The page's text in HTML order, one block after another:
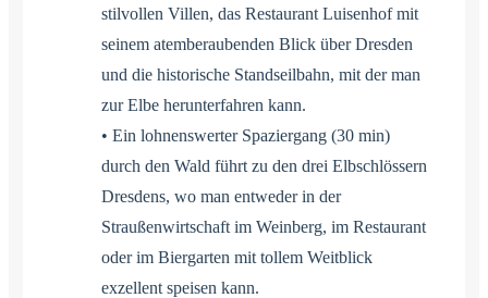
stilvollen Villen, das Restaurant Luisenhof mit
seinem atemberaubenden Blick über Dresden
und die historische Standseilbahn, mit der man
zur Elbe herunterfahren kann.
• Ein lohnenswerter Spaziergang (30 min)
durch den Wald führt zu den drei Elbschlössern
Dresdens, wo man entweder in der
Straußenwirtschaft im Weinberg, im Restaurant
oder im Biergarten mit tollem Weitblick
exzellent speisen kann.